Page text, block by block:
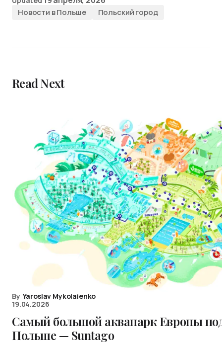
Новости в Польше Польский город
Read Next
By Yaroslav Mykolaienko
19.04.2026
Самый большой аквапарк Европы
Польше — Suntago